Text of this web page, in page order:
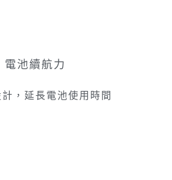
電池續航力
，延長電池使用時間